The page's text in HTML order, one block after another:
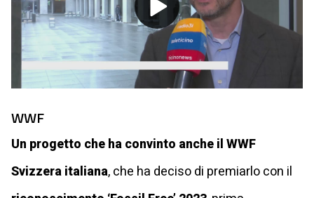
Play
Video
WWF
Un progetto che ha convinto anche il WWF
Svizzera italiana, che ha deciso di premiarlo con il